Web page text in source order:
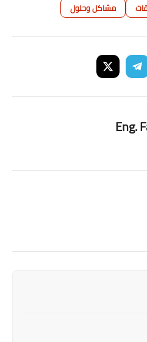
مشاكل وحلول
Eng.